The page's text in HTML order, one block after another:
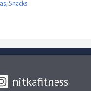
,Snacks
nitkafitness